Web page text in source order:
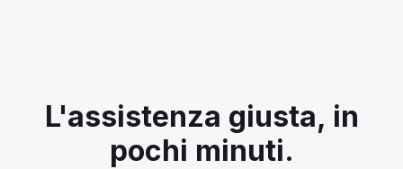
L'assistenza giusta, in
pochi minuti.